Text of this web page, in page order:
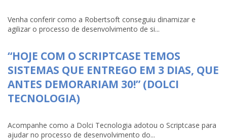
Venha conferir como a Robertsoft conseguiu dinamizar e
agilizar o processo de desenvolvimento de si...
“HOJE COM O SCRIPTCASE TEMOS
SISTEMAS QUE ENTREGO EM 3 DIAS, QUE
ANTES DEMORARIAM 30!” (DOLCI
TECNOLOGIA)
Acompanhe como a Dolci Tecnologia adotou o Scriptcase para
ajudar no processo de desenvolvimento do...